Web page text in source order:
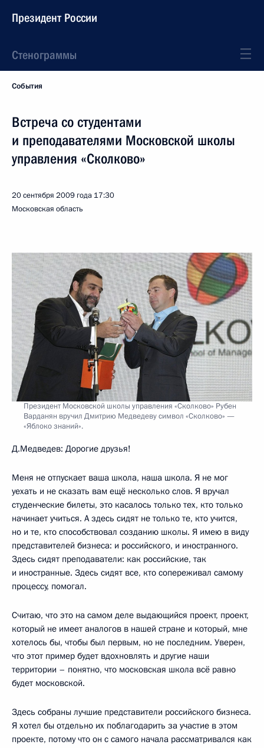
Президент России
Стенограммы
События
Встреча со студентами
и преподавателями Московской школы
управления «Сколково»
20 сентября 2009 года 17:30
Московская область
Президент Московской школы управления «Сколково» Рубен
Варданян вручил Дмитрию Медведеву символ «Сколково» —
«Яблоко знаний».
Д.Медведев: Дорогие друзья!
Меня не отпускает ваша школа, наша школа. Я не мог
уехать и не сказать вам ещё несколько слов. Я вручал
студенческие билеты, это касалось только тех, кто только
начинает учиться. А здесь сидят не только те, кто учится,
но и те, кто способствовал созданию школы. Я имею в виду
представителей бизнеса: и российского, и иностранного.
Здесь сидят преподаватели: как российские, так
и иностранные. Здесь сидят все, кто сопереживал самому
процессу, помогал.
Считаю, что это на самом деле выдающийся проект, проект,
который не имеет аналогов в нашей стране и который, мне
хотелось бы, чтобы был первым, но не последним. Уверен,
что этот пример будет вдохновлять и другие наши
территории – понятно, что московская школа всё равно
будет московской.
Здесь собраны лучшие представители российского бизнеса.
Я хотел бы отдельно их поблагодарить за участие в этом
проекте, потому что он с самого начала рассматривался как